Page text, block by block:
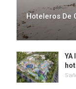
Hoteleros De
YA
5